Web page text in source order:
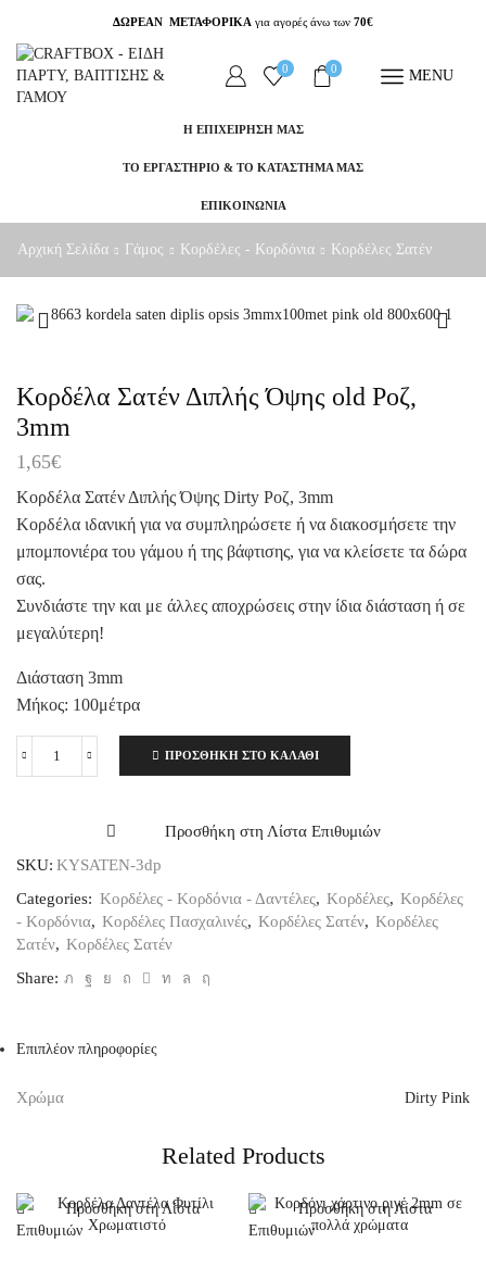
ΔΩΡΕΑΝ ΜΕΤΑΦΟΡΙΚΑ για αγορές άνω των 70€
0 0 MENU
Η ΕΠΙΧΕΙΡΗΣΗ ΜΑΣ
ΤΟ ΕΡΓΑΣΤΗΡΙΟ & ΤΟ ΚΑΤΑΣΤΗΜΑ ΜΑΣ
ΕΠΙΚΟΙΝΩΝΙΑ
Αρχική Σελίδα Γάμος Κορδέλες - Κορδόνια Κορδέλες Σατέν
Κορδέλα Σατέν Διπλής Όψης old Ροζ,
3mm
1,65€
Κορδέλα Σατέν Διπλής Όψης Dirty Ροζ, 3mm
Κορδέλα ιδανική για να συμπληρώσετε ή να διακοσμήσετε την
μπομπονιέρα του γάμου ή της βάφτισης, για να κλείσετε τα δώρα
σας.
Συνδιάστε την και με άλλες αποχρώσεις στην ίδια διάσταση ή σε
μεγαλύτερη!
Διάσταση 3mm
Μήκος: 100μέτρα
Κορδέλα
Ροζ,
3mm
ποσότητα
ΠΡΟΣΘΉΚΗ ΣΤΟ ΚΑΛΆΘΙ
Προσθήκη στη Λίστα Επιθυμιών
SKU: KYSATEN-3dp
Categories: Κορδέλες - Κορδόνια - Δαντέλες, Κορδέλες, Κορδέλες
- Κορδόνια, Κορδέλες Πασχαλινές, Κορδέλες Σατέν, Κορδέλες
Σατέν, Κορδέλες Σατέν
Share:
Επιπλέον πληροφορίες
Χρώμα Dirty Pink
Related Products
Προσθήκη στη Λίστα
Επιθυμιών
Προσθήκη στη Λίστα
Επιθυμιών